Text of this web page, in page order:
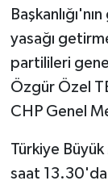
yasağı
partilileri
Özgür Özel
CHP Genel
Türkiye
saat